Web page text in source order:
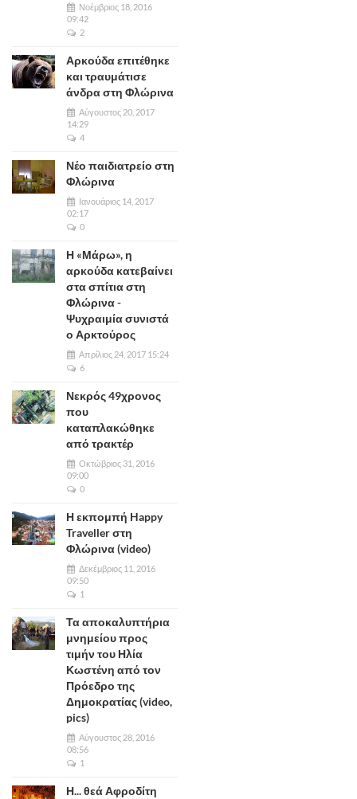
Νοέμβριος 18, 2016
09:42
2
Αρκούδα επιτέθηκε
και τραυμάτισε
άνδρα στη Φλώρινα
Αύγουστος 20, 2017
14:29
4
Νέο παιδιατρείο στη
Φλώρινα
Ιανουάριος 14, 2017
02:17
0
Η «Μάρω», η
αρκούδα κατεβαίνει
στα σπίτια στη
Φλώρινα -
Ψυχραιμία συνιστά
ο Αρκτούρος
Απρίλιος 24, 2017 15:24
6
Νεκρός 49χρονος
που
καταπλακώθηκε
από τρακτέρ
Οκτώβριος 31, 2016
09:00
0
Η εκπομπή Happy
Traveller στη
Φλώρινα (video)
Δεκέμβριος 11, 2016
09:50
1
Τα αποκαλυπτήρια
μνημείου προς
τιμήν του Ηλία
Κωστένη από τον
Πρόεδρο της
Δημοκρατίας (video,
pics)
Αύγουστος 28, 2016
08:56
1
Η... θεά Αφροδίτη